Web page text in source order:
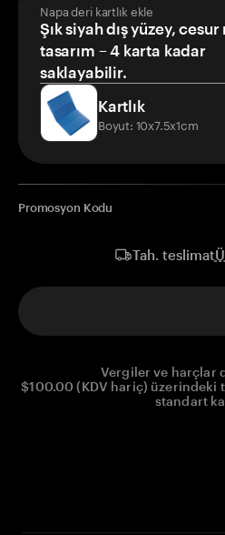
Napa deri kartlık ekle
Şık siyah dış yüzey,
tasarım – 4 karta kadar
saklayabilir.
Kartlık
Boyut: 10x7.5x1cm
Promosyon Kodu
Tah. teslimat
Vergiler ve harçlar
$100.00 (KDV hariç) üzerindeki
standart